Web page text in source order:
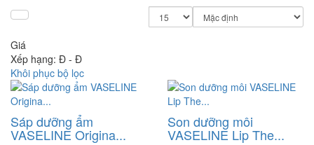
Giá
Xếp hạng: Đ - Đ
Khôi phục bộ lọc
Sáp dưỡng ẩm
VASELINE Origina...
Son dưỡng môi
VASELINE Lip The...